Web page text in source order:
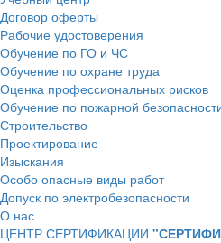
Договор оферты
Рабочие удостоверения
Обучение по ГО и ЧС
Обучение по охране труда
Оценка профессиональных рисков
Обучение по пожарной
Строительство
Проектирование
Изыскания
Особо опасные виды работ
Допуск по электробезопасности
О нас
ЦЕНТР СЕРТИФИКАЦИИ